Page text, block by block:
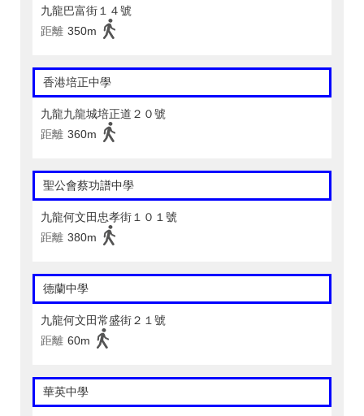
九龍巴富街１４號
距離 350m
香港培正中學
九龍九龍城培正道２０號
距離 360m
聖公會蔡功譜中學
九龍何文田忠孝街１０１號
距離 380m
德蘭中學
九龍何文田常盛街２１號
距離 60m
華英中學